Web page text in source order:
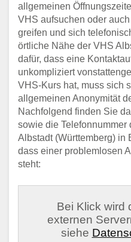
allgemeinen
VHS aufsuchen oder
greifen und sich
örtliche Nähe der VHS
dafür, dass eine
unkompliziert
VHS-Kurs hat, muss sich
allgemeinen Anonymität
Nachfolgend finden Sie
sowie die Telefonnummer
Albstadt (Württemberg) in
dass einer problemlosen
steht:
Bei Klick wird
externen
siehe